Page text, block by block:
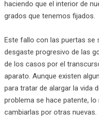
haciendo que el interior de
grados que tenemos fijados.
Este fallo con las puertas se
desgaste progresivo de las
de los casos por el
aparato. Aunque existen
para tratar de alargar la vida
problema se hace patente,
cambiarlas por otras nuevas.